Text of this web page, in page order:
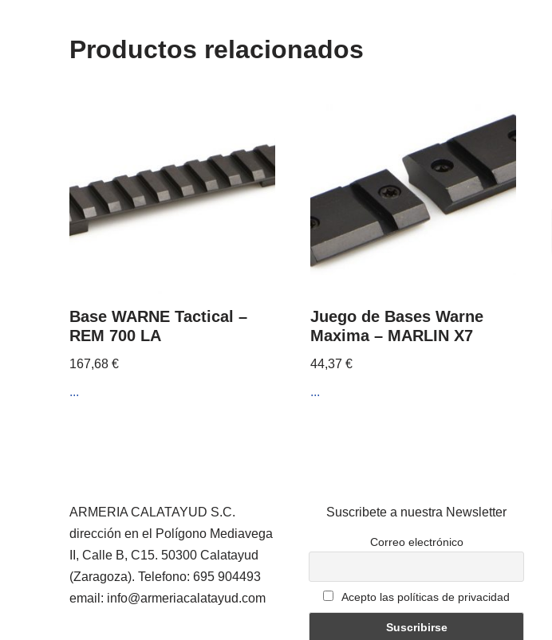
Productos relacionados
Base WARNE Tactical –
REM 700 LA
167,68 €
...
Juego de Bases Warne
Maxima – MARLIN X7
44,37€
...
ARMERIA CALATAYUD S.C.
dirección en el Polígono Mediavega
II, Calle B, C15. 50300 Calatayud
(Zaragoza). Telefono: 695 904493
email: info@armeriacalatayud.com
Suscribete a nuestra Newsletter
Correo electrónico
Acepto las políticas de privacidad